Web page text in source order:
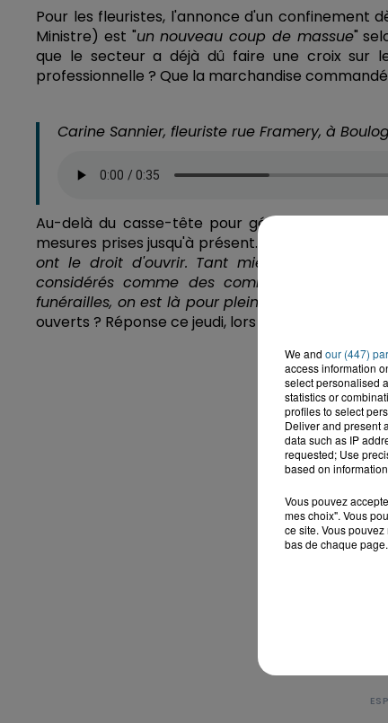
Pour les fleuristes, l'annonce d'un confinement
Ministre) est "un nouveau coup de massue"
que le secteur a déjà dû faire une croix sur
professionnelle ? Que la marchandise
Carine Sannier, fleuriste rue Framery, à
Au-delà du casse-tête pour gérer ses stocks,
mesures prises jusqu'à présent. "
Ce qu'on ne
ont le droit d'ouvrir. Tant mieux pour eux,
considérés comme des commerces
funérailles, on est là pour plein de choses
". Le
ouverts ? Réponse ce jeudi, lors de la prise de
We and our (447)
access information
select personalised
statistics or
profiles to select
Deliver and present
data such as IP
requested; Use
based on
Vous pouvez
mes choix". Vous
ce site. Vous
bas de chaque page.